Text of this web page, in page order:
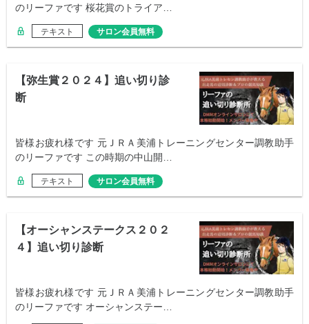
のリーファです 桜花賞のトライア…
テキスト サロン会員無料
【弥生賞２０２４】追い切り診
断
皆様お疲れ様です 元ＪＲＡ美浦トレーニングセンター調教助手
のリーファです この時期の中山開…
テキスト サロン会員無料
【オーシャンステークス２０２
４】追い切り診断
皆様お疲れ様です 元ＪＲＡ美浦トレーニングセンター調教助手
のリーファです オーシャンステー…